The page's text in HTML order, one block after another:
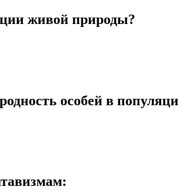
живой природы?
особей в